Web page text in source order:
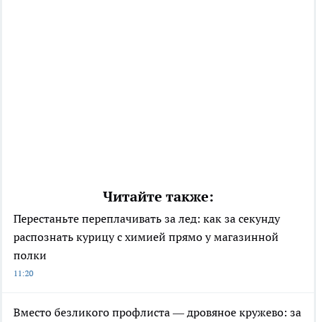
Читайте также:
Перестаньте переплачивать за лед: как за секунду
распознать курицу с химией прямо у магазинной
полки
11:20
Вместо безликого профлиста — дровяное кружево: за